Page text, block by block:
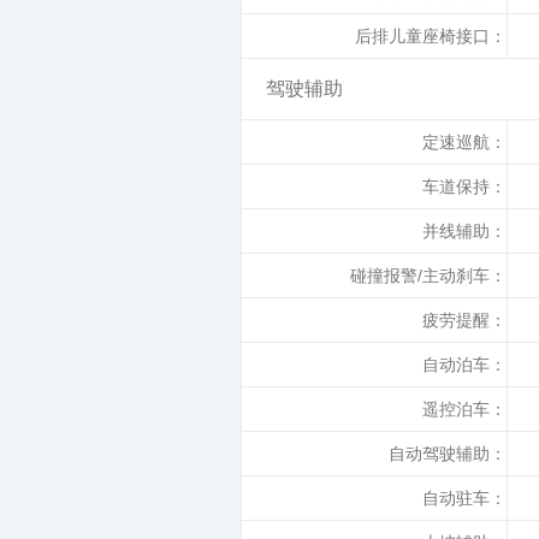
后排儿童座椅接口：
驾驶辅助
定速巡航：
车道保持：
并线辅助：
碰撞报警/主动刹车：
疲劳提醒：
自动泊车：
遥控泊车：
自动驾驶辅助：
自动驻车：